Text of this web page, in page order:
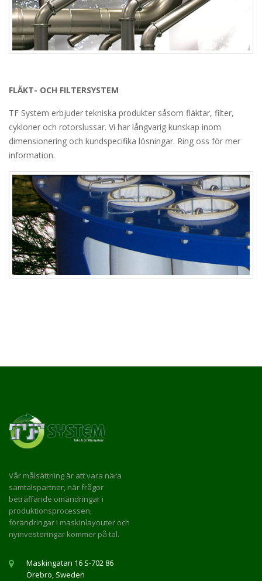
FLÄKT- OCH FILTERSYSTEM
TF System erbjuder tekniska produkter såsom fläktar, filter,
cykloner och rotorslussar. Vi har långvarig kunskap inom
dimensionering och kundspecifika lösningar. Ring oss för mer
information.
Vår målsättning är att vara nära
samtalspartner, när frågor
beträffande omändringar i
produktionsprocessen,
förändringar i maskinlayouter och
nyinvesteringar kommer på tal.
Maskingatan 16 S-702 86
Örebro, Sweden